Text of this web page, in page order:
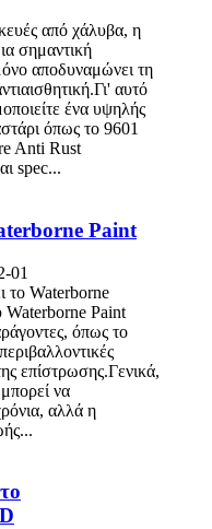
από χάλυβα, η
σημαντική
αποδυναμώνει τη
αυτό
ένα υψηλής
όπως το 9601
Anti Rust
spec...
Paint
01
το Waterborne
Waterborne Paint
όπως το
επίστρωσης.Γενικά,
να
αλλά η